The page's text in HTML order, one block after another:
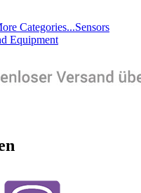
Categories...Sensors
Equipment